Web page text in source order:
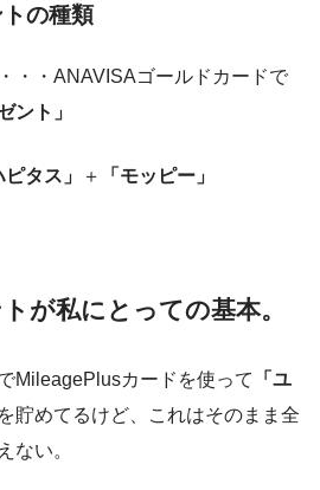
の種類
・・ANAVISAゴールドカードで
ント」
ピタス」 ＋ 「モッピー」
が私にとっての基本。
MileagePlusカードを使って
「ユ
を貯めてるけど、これはそのまま全
ない。